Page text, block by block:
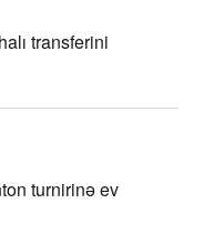
transferini
turnirinə ev